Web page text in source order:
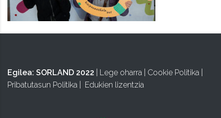
Egilea: SORLAND 2022 Lege oharra Cookie Politika
Pribatutasun Politika
Edukien lizentzia